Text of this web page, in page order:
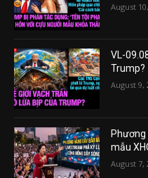
August
VL-
Trump?
August 9,
Phương
mẫu
August 7,